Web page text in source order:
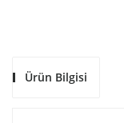
Ürün Bilgisi